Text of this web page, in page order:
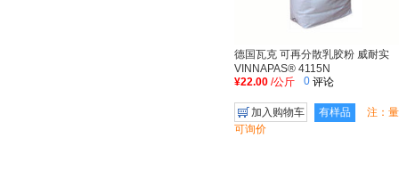
德国瓦克 可再分散乳胶粉 威耐实
VINNAPAS® 4115N
¥22.00 /公斤 0 评论
加入购物车 有样品
注：
可询价